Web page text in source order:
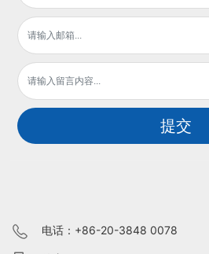
提交
电话： +86-20-3848 0078